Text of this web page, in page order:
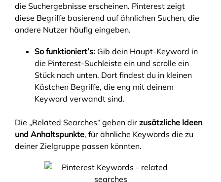
die Suchergebnisse erscheinen. Pinterest zeigt
diese Begriffe basierend auf ähnlichen Suchen, die
andere Nutzer häufig eingeben.
So funktioniert’s: Gib dein Haupt-Keyword in
die Pinterest-Suchleiste ein und scrolle ein
Stück nach unten. Dort findest du in kleinen
Kästchen Begriffe, die eng mit deinem
Keyword verwandt sind.
Die „Related Searches“ geben dir zusätzliche Ideen
und Anhaltspunkte, für ähnliche Keywords die zu
deiner Zielgruppe passen könnten.